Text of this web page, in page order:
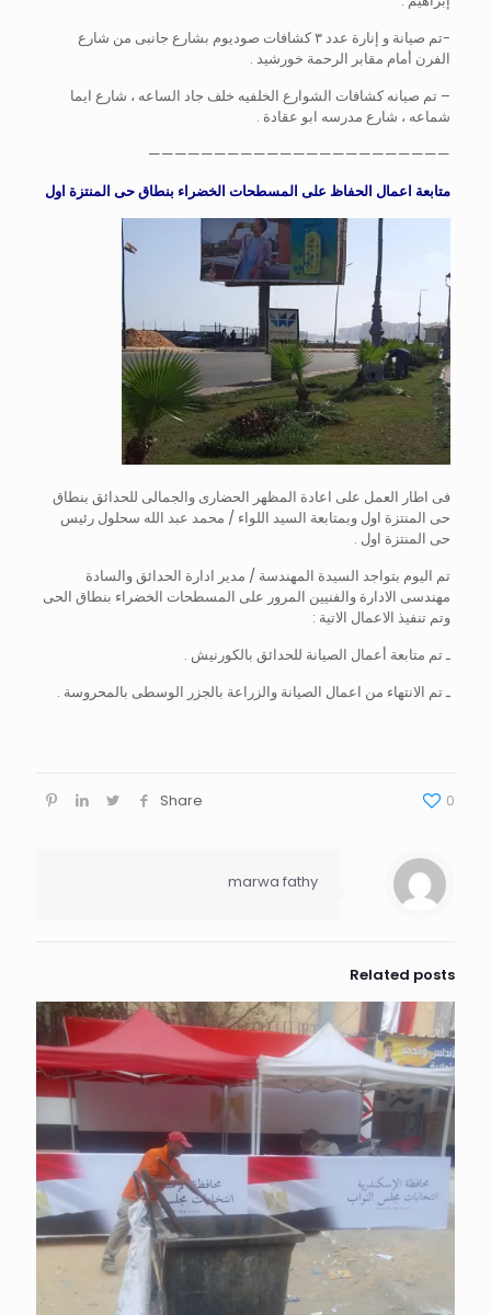
-تم صيانة و إنارة عدد ٣ كشافات صوديوم بشارع جانبى من شارع
الفرن أمام مقابر الرحمة خورشيد .
– تم صيانه كشافات الشوارع الخلفيه خلف جاد الساعه ، شارع ايما
شماعه ، شارع مدرسه ابو عقادة .
———————————————————————
متابعة اعمال الحفاظ على المسطحات الخضراء بنطاق حى المنتزة اول
فى اطار العمل على اعادة المظهر الحضارى والجمالى للحدائق بنطاق
حى المنتزة اول وبمتابعة السيد اللواء / محمد عبد الله سحلول رئيس
حى المنتزة اول .
تم اليوم بتواجد السيدة المهندسة / مدير ادارة الحدائق والسادة
مهندسى الادارة والفنيين المرور على المسطحات الخضراء بنطاق الحى
وتم تنفيذ الاعمال الاتية :
ـ تم متابعة أعمال الصيانة للحدائق بالكورنيش .
ـ تم الانتهاء من اعمال الصيانة والزراعة بالجزر الوسطى بالمحروسة .
Share 0
marwa fathy
Related posts